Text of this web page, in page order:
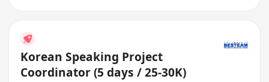
Korean Speaking Project
Coordinator (5 days / 25-30K)